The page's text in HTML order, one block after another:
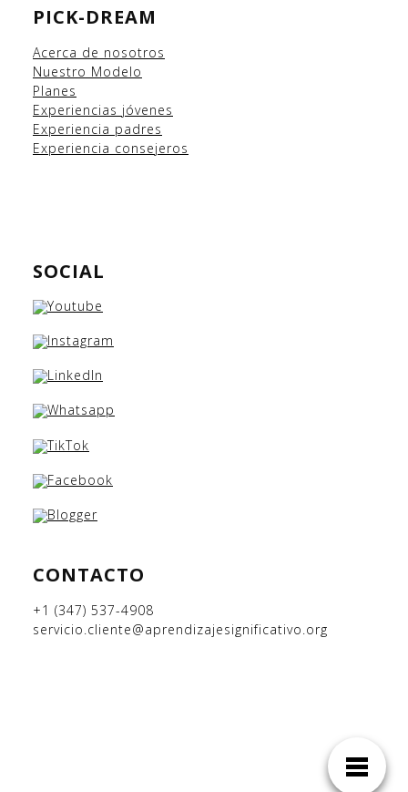
PICK-DREAM
Acerca de nosotros
Nuestro Modelo
Planes
Experiencias jóvenes
Experiencia padres
Experiencia consejeros
SOCIAL
CONTACTO
+1 (347) 537-4908
servicio.cliente@aprendizajesignificativo.org